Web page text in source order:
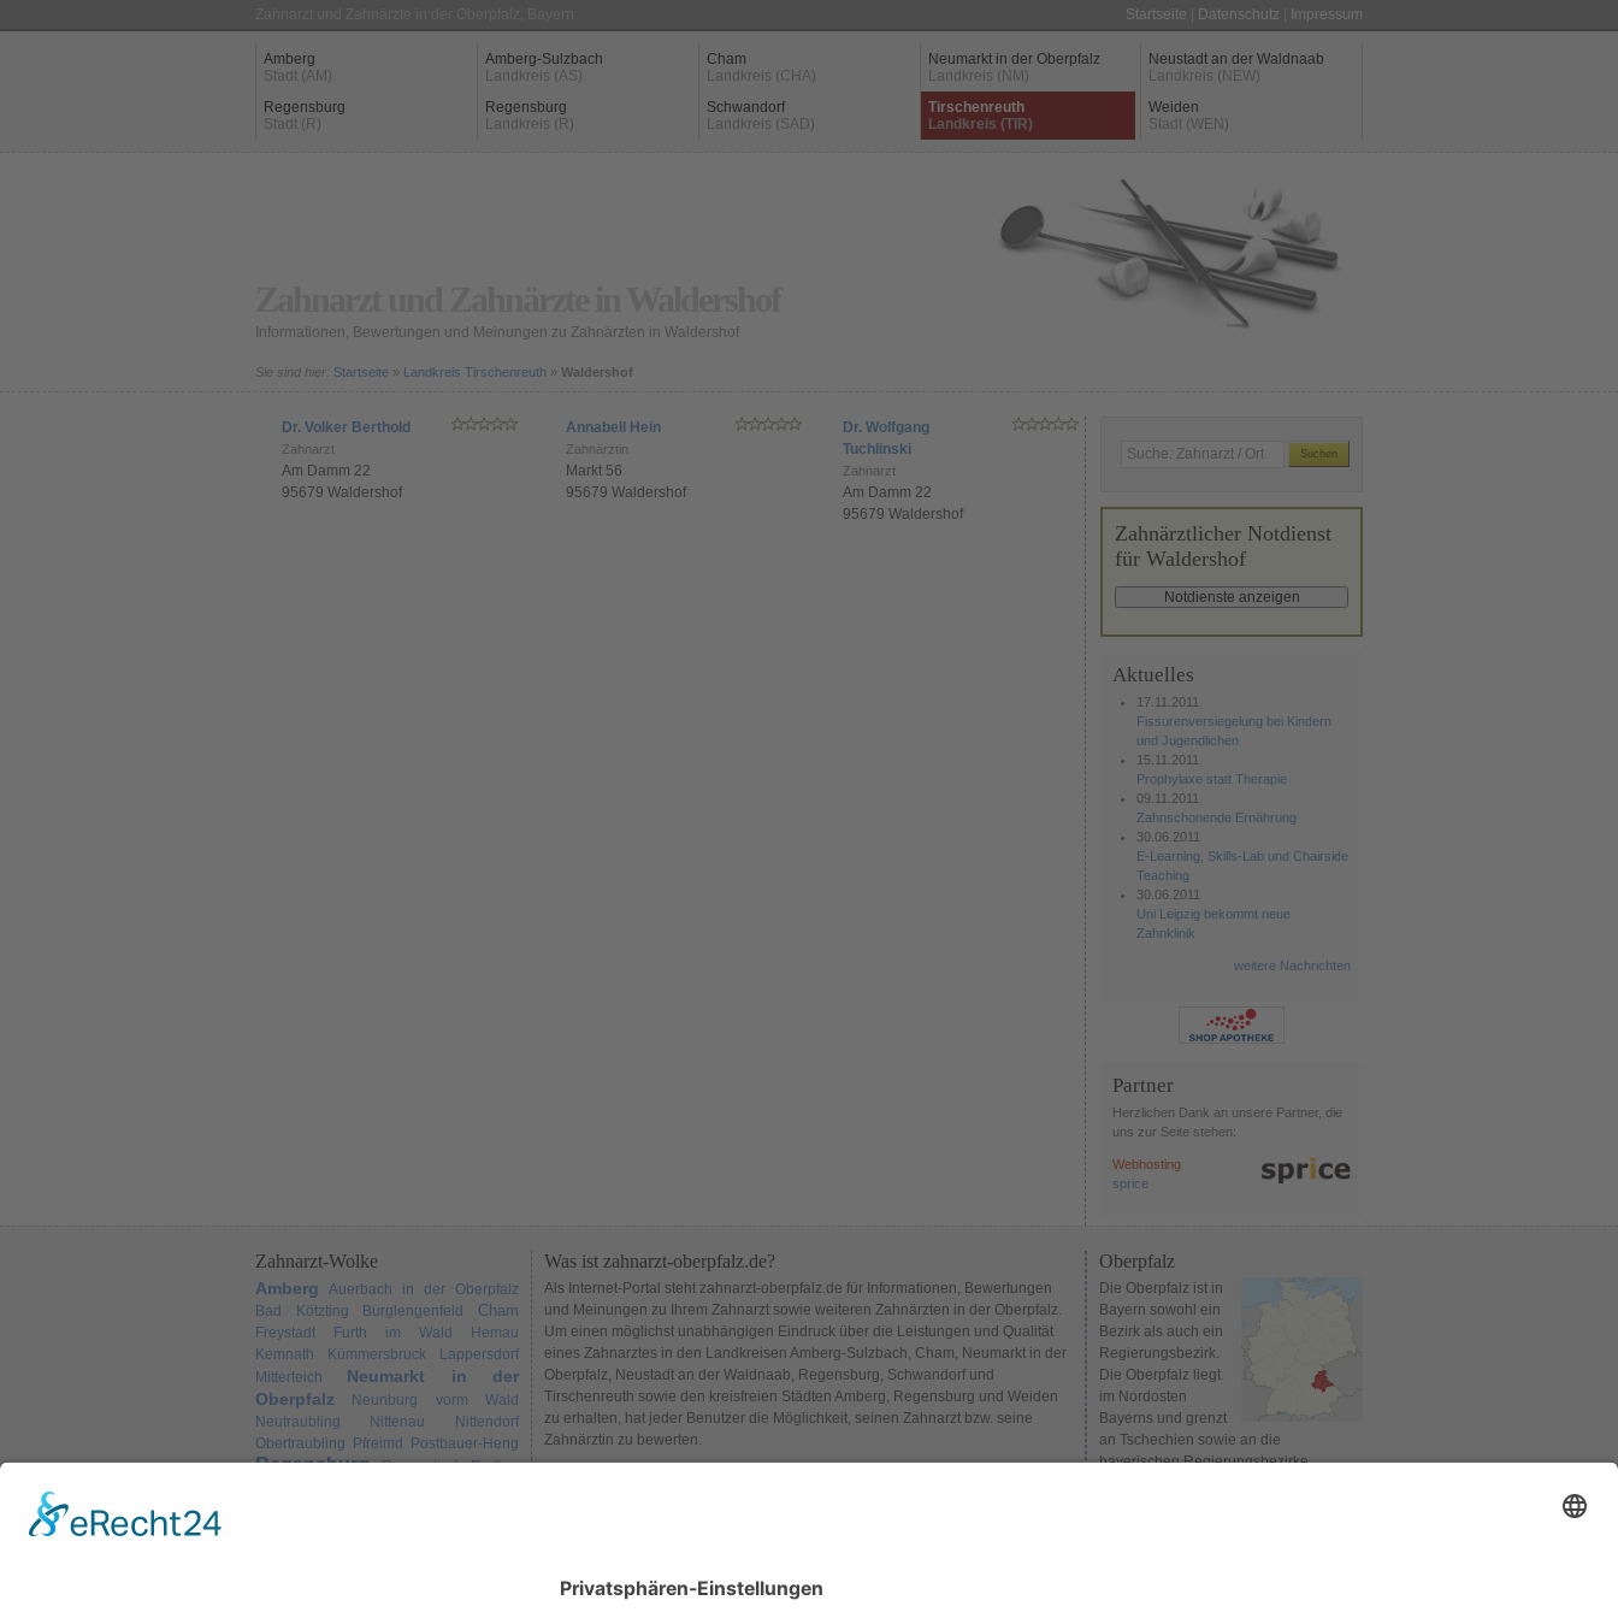
Startseite Datenschutz Impressum
Amberg
Stadt (AM)
Amberg-Sulzbach
Landkreis (AS)
Cham
Landkreis (CHA)
Neumarkt in der Oberpfalz
Landkreis (NM)
Neustadt an der Waldnaab
Landkreis (NEW)
Regensburg
Stadt (R)
Regensburg
Landkreis (R)
Schwandorf
Landkreis (SAD)
Tirschenreuth
Landkreis (TIR)
Weiden
Stadt (WEN)
Informationen, Bewertungen und Meinungen zu Zahnärzten in Waldershof
Sie sind hier: Startseite » Landkreis Tirschenreuth » Waldershof
Dr. Volker Berthold
Zahnarzt
Am Damm 22
95679 Waldershof
Annabell Hein
Zahnärztin
Markt 56
95679 Waldershof
Dr. Wolfgang
Tuchlinski
Zahnarzt
Am Damm 22
95679 Waldershof
Zahnärztlicher Notdienst
für Waldershof
Aktuelles
17.11.2011
Fissurenversiegelung bei Kindern
und Jugendlichen
15.11.2011
Prophylaxe statt Therapie
09.11.2011
Zahnschonende Ernährung
30.06.2011
E-Learning, Skills-Lab und Chairside
Teaching
30.06.2011
Uni Leipzig bekommt neue
Zahnklinik
weitere Nachrichten
Partner
Herzlichen Dank an unsere Partner, die
uns zur Seite stehen:
Webhosting
sprice
Zahnarzt-Wolke
Amberg
Auerbach in der Oberpfalz
Bad Kötzting
Burglengenfeld Cham
Freystadt Furth im Wald
Hemau
Kemnath
Kümmersbruck
Lappersdorf
Mitterteich
Neumarkt in der
Oberpfalz
Neunburg vorm Wald
Neutraubling
Nittenau
Nittendorf
Obertraubling
Pfreimd Postbauer-Heng
Regensburg Regenstauf Roding
Was ist zahnarzt-oberpfalz.de?
Als Internet-Portal steht zahnarzt-oberpfalz.de für Informationen, Bewertungen
und Meinungen zu Ihrem Zahnarzt sowie weiteren Zahnärzten in der Oberpfalz.
Um einen möglichst unabhängigen Eindruck über die Leistungen und Qualität
eines Zahnarztes in den Landkreisen Amberg-Sulzbach, Cham, Neumarkt in der
Oberpfalz, Neustadt an der Waldnaab, Regensburg, Schwandorf und
Tirschenreuth sowie den kreisfreien Städten Amberg, Regensburg und Weiden
zu erhalten, hat jeder Benutzer die Möglichkeit, seinen Zahnarzt bzw. seine
Zahnärztin zu bewerten.
Oberpfalz
Die Oberpfalz ist in
Bayern sowohl ein
Bezirk als auch ein
Regierungsbezirk.
Die Oberpfalz liegt
im Nordosten
Bayerns und grenzt
an Tschechien sowie an die
bayerischen Regierungsbezirke